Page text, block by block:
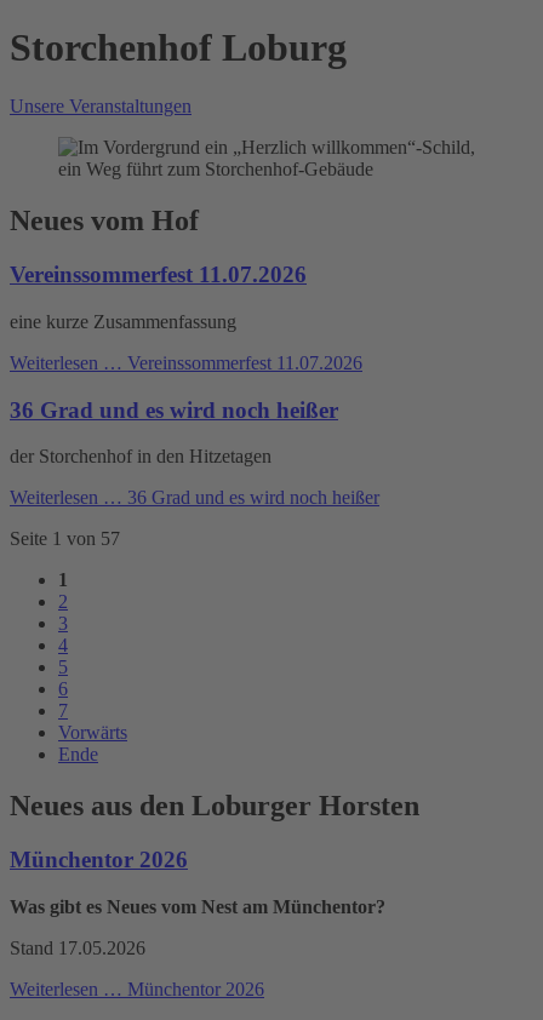
Storchenhof Loburg
Unsere Veranstaltungen
Neues vom Hof
Vereinssommerfest 11.07.2026
eine kurze Zusammenfassung
Weiterlesen … Vereinssommerfest 11.07.2026
36 Grad und es wird noch heißer
der Storchenhof in den Hitzetagen
Weiterlesen … 36 Grad und es wird noch heißer
Seite 1 von 57
1
2
3
4
5
6
7
Vorwärts
Ende
Neues aus den Loburger Horsten
Münchentor 2026
Was gibt es Neues vom Nest am Münchentor?
Stand 17.05.2026
Weiterlesen … Münchentor 2026